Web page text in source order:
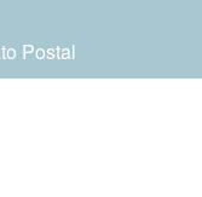
Postal